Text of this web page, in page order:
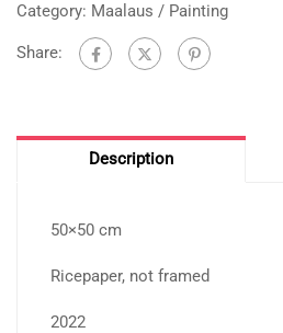
Category: Maalaus / Painting
Share:
Description
50×50 cm
Ricepaper, not framed
2022